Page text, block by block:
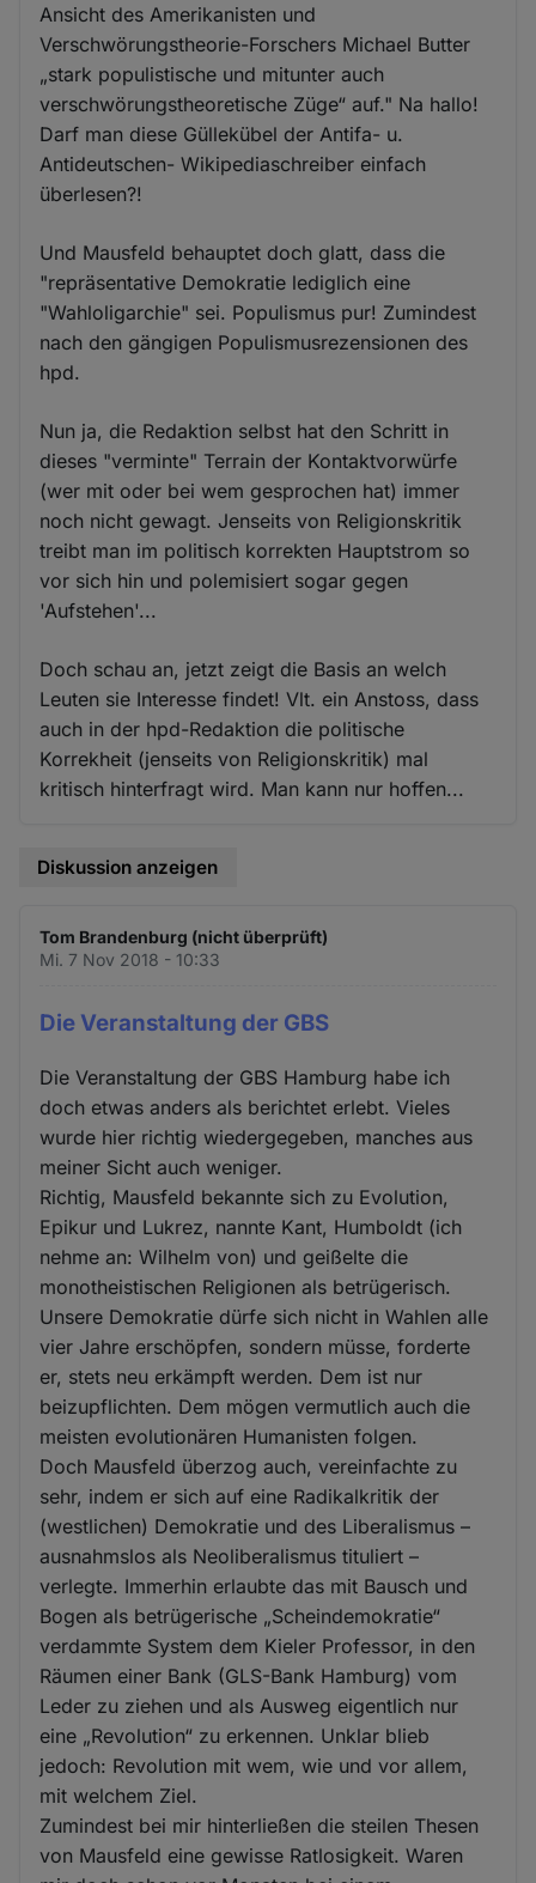
Ansicht des Amerikanisten und
Verschwörungstheorie-Forschers Michael Butter
„stark populistische und mitunter auch
verschwörungstheoretische Züge“ auf." Na hallo!
Darf man diese Güllekübel der Antifa- u.
Antideutschen- Wikipediaschreiber einfach
überlesen?!
Und Mausfeld behauptet doch glatt, dass die
"repräsentative Demokratie lediglich eine
"Wahloligarchie" sei. Populismus pur! Zumindest
nach den gängigen Populismusrezensionen des
hpd.
Nun ja, die Redaktion selbst hat den Schritt in
dieses "verminte" Terrain der Kontaktvorwürfe
(wer mit oder bei wem gesprochen hat) immer
noch nicht gewagt. Jenseits von Religionskritik
treibt man im politisch korrekten Hauptstrom so
vor sich hin und polemisiert sogar gegen
'Aufstehen'...
Doch schau an, jetzt zeigt die Basis an welch
Leuten sie Interesse findet! Vlt. ein Anstoss, dass
auch in der hpd-Redaktion die politische
Korrekheit (jenseits von Religionskritik) mal
kritisch hinterfragt wird. Man kann nur hoffen...
Diskussion anzeigen
Tom Brandenburg (nicht überprüft)
Mi. 7 Nov 2018 - 10:33
Die Veranstaltung der GBS
Die Veranstaltung der GBS Hamburg habe ich
doch etwas anders als berichtet erlebt. Vieles
wurde hier richtig wiedergegeben, manches aus
meiner Sicht auch weniger.
Richtig, Mausfeld bekannte sich zu Evolution,
Epikur und Lukrez, nannte Kant, Humboldt (ich
nehme an: Wilhelm von) und geißelte die
monotheistischen Religionen als betrügerisch.
Unsere Demokratie dürfe sich nicht in Wahlen alle
vier Jahre erschöpfen, sondern müsse, forderte
er, stets neu erkämpft werden. Dem ist nur
beizupflichten. Dem mögen vermutlich auch die
meisten evolutionären Humanisten folgen.
Doch Mausfeld überzog auch, vereinfachte zu
sehr, indem er sich auf eine Radikalkritik der
(westlichen) Demokratie und des Liberalismus –
ausnahmslos als Neoliberalismus tituliert –
verlegte. Immerhin erlaubte das mit Bausch und
Bogen als betrügerische „Scheindemokratie“
verdammte System dem Kieler Professor, in den
Räumen einer Bank (GLS-Bank Hamburg) vom
Leder zu ziehen und als Ausweg eigentlich nur
eine „Revolution“ zu erkennen. Unklar blieb
jedoch: Revolution mit wem, wie und vor allem,
mit welchem Ziel.
Zumindest bei mir hinterließen die steilen Thesen
von Mausfeld eine gewisse Ratlosigkeit. Waren